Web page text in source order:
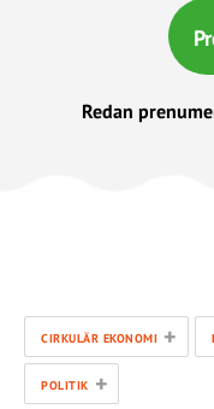
Redan
CIRKULÄR EKONOMI +
POLITIK +